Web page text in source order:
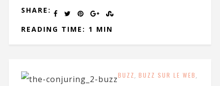
SHARE:
READING TIME: 1 MIN
BUZZ, BUZZ SUR LE WEB,